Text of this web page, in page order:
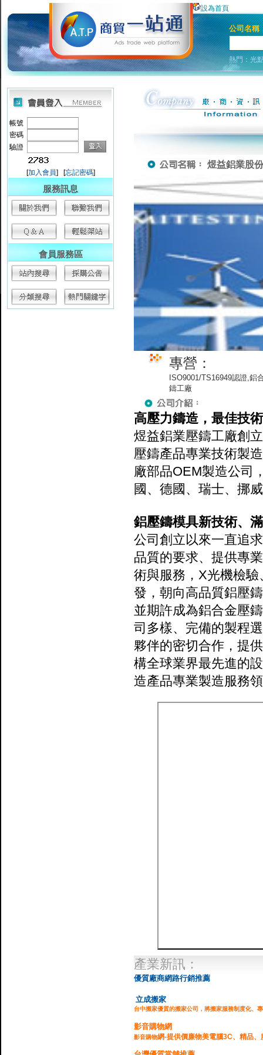
設為首頁
公司名稱
熱門：光
帳號
密碼
驗證
[加入會員] [忘記密碼]
服務訊息
會員服務區
煜益鋁業股
專營：
ISO9001/TS16949認證,鋁
鑄工廠
高壓力鑄造，最佳技
煜益鋁業壓鑄工廠創
壓鑄產品專業技術製
廠部品OEM製造公司
國、德國、瑞士、挪
鋁壓鑄模具新技術、
公司創立以來一直追
品質的要求、提供專
術與服務，X光機檢
發，朝向高品質鋁壓
並期許成為鋁合金壓
司多樣、完備的製程
夥伴的密切合作，提
構全球業界最先進的
造產品專業製造服務
產業新訊：
優質廠商網路行銷推薦
立成搬家
台中搬家優質的搬家公司，將搬家服務制度化、
影音購物網
影音購物網-提供價廉物美電腦3C、精品